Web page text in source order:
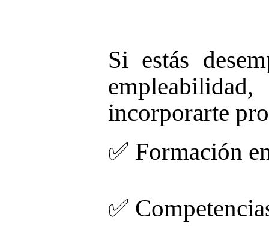
Si estás
incorporarte
✅ Formación
✅